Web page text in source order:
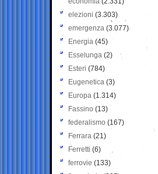
elezioni (3.303)
emergenza (3.077)
Energia (45)
Esselunga (2)
Esteri (784)
Eugenetica (3)
Europa (1.314)
Fassino (13)
federalismo (167)
Ferrara (21)
Ferretti (6)
ferrovie (133)